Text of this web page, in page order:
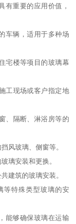
有重要的应用价值，
车辆，适用于多种场
宅楼等项目的玻璃幕
工现场或客户指定地
、隔断、淋浴房等的
风玻璃、侧窗等。
璃安装和更换。
建筑的玻璃安装。
等特殊类型玻璃的安
能够确保玻璃在运输